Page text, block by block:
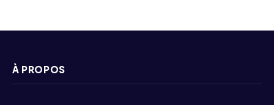
À PROPOS